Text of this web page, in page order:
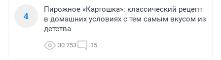
4
Пирожное «Картошка»: классический рецепт
в домашних условиях с тем самым вкусом из
детства
30 753 15